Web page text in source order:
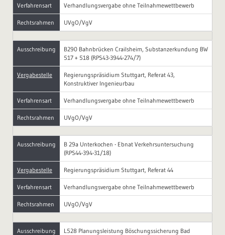
Verfahrensart Verhandlungsvergabe ohne Teilnahmewettbewerb
Rechtsrahmen UVgO/VgV
Ausschreibung
B290 Bahnbrücken Crailsheim, Substanzerkundung BW
517 + 518 (RPS43-3944-274/7)
Vergabestelle
Regierungspräsidium Stuttgart, Referat 43,
Konstruktiver Ingenieurbau
Verfahrensart Verhandlungsvergabe ohne Teilnahmewettbewerb
Rechtsrahmen UVgO/VgV
Ausschreibung
B 29a Unterkochen - Ebnat Verkehrsuntersuchung
(RPS44-394-31/18)
Vergabestelle Regierungspräsidium Stuttgart, Referat 44
Verfahrensart Verhandlungsvergabe ohne Teilnahmewettbewerb
Rechtsrahmen UVgO/VgV
Ausschreibung
L528 Planungsleistung Böschungssicherung Bad